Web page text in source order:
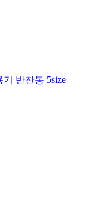
반찬통 5size